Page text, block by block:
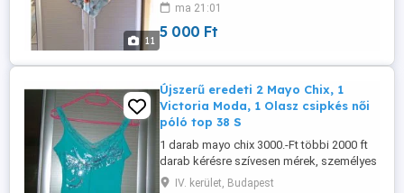
11
után postázom
ma 21:01
5 000 Ft
Újszerű eredeti 2 Mayo Chix, 1
Victoria Moda, 1 Olasz csipkés női
póló top 38 S
1 darab mayo chix 3000.-Ft többi 2000 ft
darab kérésre szívesen mérek, személyes
átvétel budapest 4. káposztásmegyeren
IV. kerület, Budapest